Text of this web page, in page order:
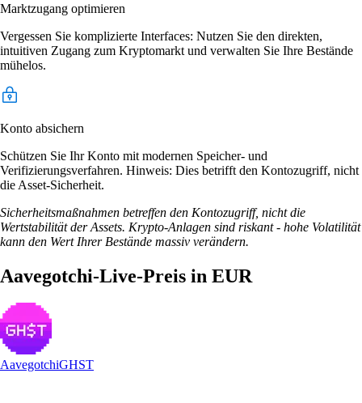
Marktzugang optimieren
Vergessen Sie komplizierte Interfaces: Nutzen Sie den direkten,
intuitiven Zugang zum Kryptomarkt und verwalten Sie Ihre Bestände
mühelos.
Konto absichern
Schützen Sie Ihr Konto mit modernen Speicher- und
Verifizierungsverfahren. Hinweis: Dies betrifft den Kontozugriff, nicht
die Asset-Sicherheit.
Sicherheitsmaßnahmen betreffen den Kontozugriff, nicht die
Wertstabilität der Assets. Krypto-Anlagen sind riskant - hohe Volatilität
kann den Wert Ihrer Bestände massiv verändern.
Aavegotchi-Live-Preis in EUR
AavegotchiGHST